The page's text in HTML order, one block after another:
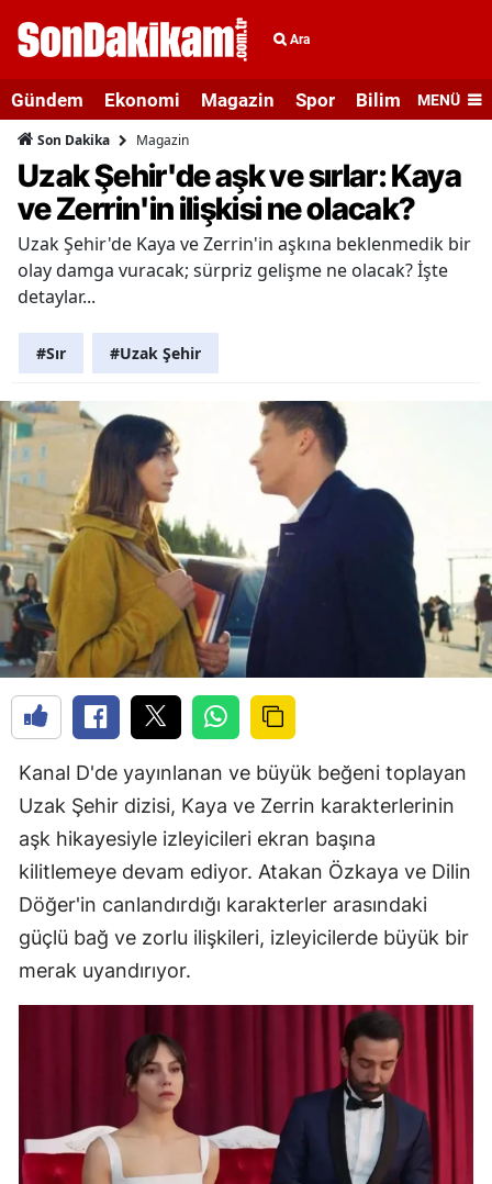
Ara
Gündem Ekonomi Magazin Spor Bilim veMENÜ
Son Dakika Magazin
Uzak Şehir'de aşk ve sırlar: Kaya
ve Zerrin'in ilişkisi ne olacak?
Uzak Şehir'de Kaya ve Zerrin'in aşkına beklenmedik bir
olay damga vuracak; sürpriz gelişme ne olacak? İşte
detaylar...
#Sır #Uzak Şehir
Kanal D'de yayınlanan ve büyük beğeni toplayan
Uzak Şehir dizisi, Kaya ve Zerrin karakterlerinin
aşk hikayesiyle izleyicileri ekran başına
kilitlemeye devam ediyor. Atakan Özkaya ve Dilin
Döğer'in canlandırdığı karakterler arasındaki
güçlü bağ ve zorlu ilişkileri, izleyicilerde büyük bir
merak uyandırıyor.